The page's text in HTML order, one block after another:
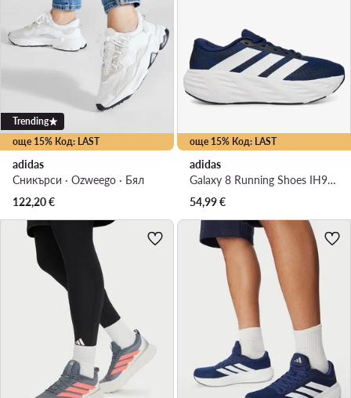
още 15% Код: LAST
Trending
adidas
Сникърси · Ozweego · Бял
122,20€
още 15% Код: LAST
adidas
Galaxy 8 Running Shoes IH9813 · Маратонки за бягане
54,99€